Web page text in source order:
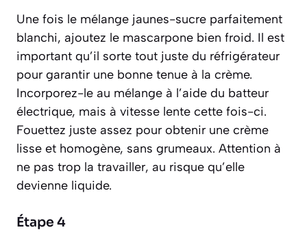
Une fois le mélange jaunes-sucre parfaitement
blanchi, ajoutez le mascarpone bien froid. Il est
important qu’il sorte tout juste du réfrigérateur
pour garantir une bonne tenue à la crème.
Incorporez-le au mélange à l’aide du batteur
électrique, mais à vitesse lente cette fois-ci.
Fouettez juste assez pour obtenir une crème
lisse et homogène, sans grumeaux. Attention à
ne pas trop la travailler, au risque qu’elle
devienne liquide.
Étape 4